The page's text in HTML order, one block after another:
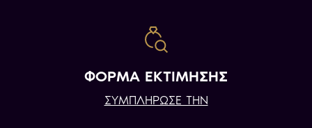
ΦΟΡΜΑ ΕΚΤΙΜΗΣΗΣ
ΣΥΜΠΛΗΡΩΣΕ ΤΗΝ